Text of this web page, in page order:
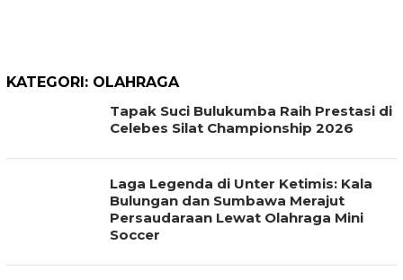
KATEGORI: OLAHRAGA
Tapak Suci Bulukumba Raih Prestasi di
Celebes Silat Championship 2026
Laga Legenda di Unter Ketimis: Kala
Bulungan dan Sumbawa Merajut
Persaudaraan Lewat Olahraga Mini
Soccer